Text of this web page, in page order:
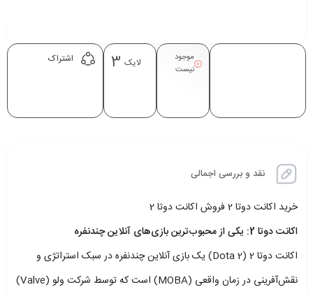
موجود
نیست
لایک 3 اشتراک
نقد و بررسی اجمالی
خرید اکانت دوتا 2 فروش اکانت دوتا 2
اکانت دوتا 2: یکی از محبوب‌ترین بازی‌های آنلاین چندنفره
اکانت دوتا 2 (Dota 2) یک بازی آنلاین چندنفره در سبک استراتژی و
نقش‌آفرینی در زمان واقعی (MOBA) است که توسط شرکت ولو (Valve)